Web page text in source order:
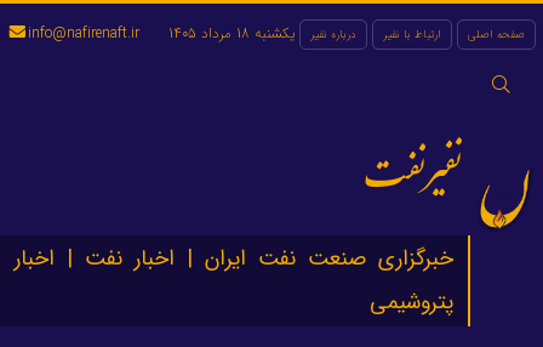
صفحه اصلی ارتباط با نفیر درباره نفیر
جستجو
یکشنبه 18 مرداد 1405 info@nafirenaft.ir
نفیرنفت
خبرگزاری صنعت نفت ایران | اخبار نفت | اخبار
پتروشیمی